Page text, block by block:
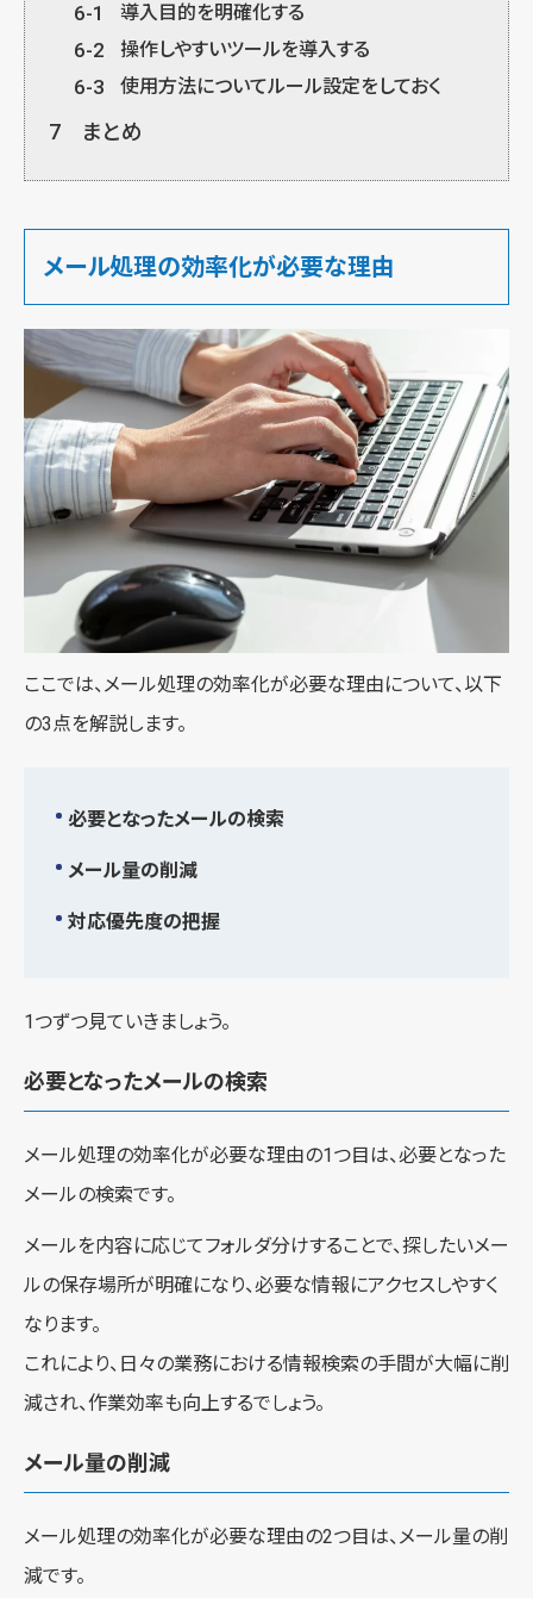
6-1 導入目的を明確化する
6-2 操作しやすいツールを導入する
6-3 使用方法についてルール設定をしておく
7 まとめ
メール処理の効率化が必要な理由
ここでは、メール処理の効率化が必要な理由について、以下
の3点を解説します。
必要となったメールの検索
メール量の削減
対応優先度の把握
1つずつ見ていきましょう。
必要となったメールの検索
メール処理の効率化が必要な理由の1つ目は、必要となった
メールの検索です。
メールを内容に応じてフォルダ分けすることで、探したいメー
ルの保存場所が明確になり、必要な情報にアクセスしやすく
なります。
これにより、日々の業務における情報検索の手間が大幅に削
減され、作業効率も向上するでしょう。
メール量の削減
メール処理の効率化が必要な理由の2つ目は、メール量の削
減です。